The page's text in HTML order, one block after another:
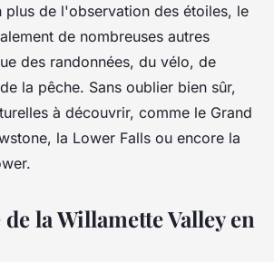
plus de l'observation des étoiles, le
de nombreuses autres
des randonnées, du vélo, de
la pêche. Sans oublier bien sûr,
à découvrir, comme le Grand
la Lower Falls ou encore la
la Willamette Valley en